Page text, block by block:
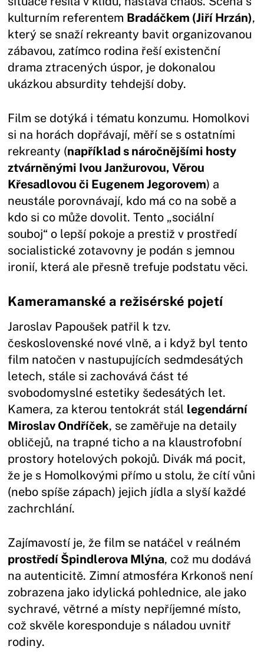
kulturním referentem Bradáčkem (Jiří Hrzán),
který se snaží rekreanty bavit organizovanou
zábavou, zatímco rodina řeší existenční
drama ztracených úspor, je dokonalou
ukázkou absurdity tehdejší doby.
Film se dotýká i tématu konzumu. Homolkovi
si na horách dopřávají, měří se s ostatními
rekreanty (například s náročnějšími hosty
ztvárněnými Ivou Janžurovou, Věrou
Křesadlovou či Eugenem Jegorovem) a
neustále porovnávají, kdo má co na sobě a
kdo si co může dovolit. Tento „sociální
souboj“ o lepší pokoje a prestiž v prostředí
socialistické zotavovny je podán s jemnou
ironií, která ale přesně trefuje podstatu věci.
Kameramanské a režisérské pojetí
Jaroslav Papoušek patřil k tzv.
československé nové vlně, a i když byl tento
film natočen v nastupujících sedmdesátých
letech, stále si zachovává část té
svobodomyslné estetiky šedesátých let.
Kamera, za kterou tentokrát stál legendární
Miroslav Ondříček, se zaměřuje na detaily
obličejů, na trapné ticho a na klaustrofobní
prostory hotelových pokojů. Divák má pocit,
že je s Homolkovými přímo u stolu, že cítí vůni
(nebo spíše zápach) jejich jídla a slyší každé
zachrchlání.
Zajímavostí je, že film se natáčel v reálném
prostředí Špindlerova Mlýna, což mu dodává
na autenticitě. Zimní atmosféra Krkonoš není
zobrazena jako idylická pohlednice, ale jako
sychravé, větrné a místy nepříjemné místo,
což skvěle koresponduje s náladou uvnitř
rodiny.